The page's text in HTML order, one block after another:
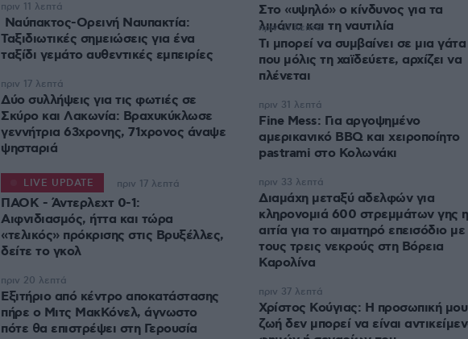
Ναύπακτος-Ορεινή Ναυπακτία:
Ταξιδιωτικές σημειώσεις για ένα
ταξίδι γεμάτο αυθεντικές εμπειρίες
πριν 11 λεπτά
Δύο συλλήψεις για τις φωτιές σε
Σκύρο και Λακωνία: Βραχυκύκλωσε
γεννήτρια 63χρονης, 71χρονος άναψε
ψησταριά
πριν 17 λεπτά
ΠΑΟΚ - Άντερλεχτ 0-1:
Αιφνιδιασμός, ήττα και τώρα
«τελικός» πρόκρισης στις Βρυξέλλες,
LIVE UPDATE πριν 17 λεπτά
Εξιτήριο από κέντρο αποκατάστασης
πήρε ο Μιτς ΜακΚόνελ, άγνωστο
πότε θα επιστρέψει στη Γερουσία
πριν 20 λεπτά
Στο «υψηλό» ο κίνδυνος για τα
λιμάνια και τη ναυτιλία
Τι μπορεί να συμβαίνει σε μια γάτα
που μόλις τη χαϊδεύετε, αρχίζει να
πλένεται
πριν 31 λεπτά
Fine Mess: Για αργοψημένο
αμερικανικό BBQ και χειροποίητο
pastrami στο Κολωνάκι
πριν 31 λεπτά
Διαμάχη μεταξύ αδελφών για
κληρονομιά 600 στρεμμάτων γης η
αιτία για το αιματηρό επεισόδιο με
τους τρεις νεκρούς στη Βόρεια
Καρολίνα
πριν 33 λεπτά
Χρίστος Κούγιας: Η προσωπική μου
ζωή δεν μπορεί να είναι
πριν 37 λεπτά